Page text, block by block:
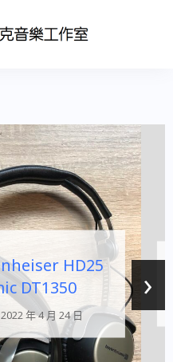
HD25
DT1350
2022 年 4 月 24 日
›